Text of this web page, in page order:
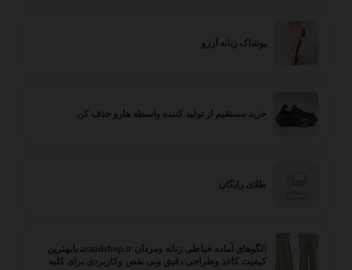
پوشاک زنانه آرزو
خرید مستقیم از تولید کننده واسطه هارو حذف کن
طلای رایگان
الگوهای آماده خیاطی زنانه ومردان araadshop.ir بابهترین
کیفیت کاغذ وطراحی دقیق وبی نقص وکاربردی برای کلیه